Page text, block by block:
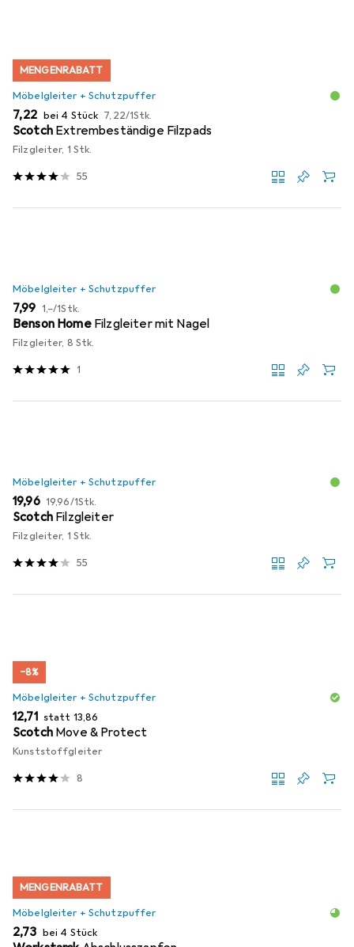
MENGENRABATT
Möbelgleiter + Schutzpuffer
EUR
7,22 bei 4 Stück EUR
7,22/1Stk.
Scotch Extrembeständige Filzpads
Filzgleiter, 1 Stk.
55
Möbelgleiter + Schutzpuffer
EUR
7,99 EUR
1,–/1Stk.
Benson Home Filzgleiter mit Nagel
Filzgleiter, 8 Stk.
1
Möbelgleiter + Schutzpuffer
EUR
19,96 EUR
19,96/1Stk.
Scotch Filzgleiter
Filzgleiter, 1 Stk.
55
−8%
Möbelgleiter + Schutzpuffer
EUR
12,71 statt EUR
13,86
Scotch Move & Protect
Kunststoffgleiter
8
MENGENRABATT
Möbelgleiter + Schutzpuffer
EUR
2,73 bei 4 Stück